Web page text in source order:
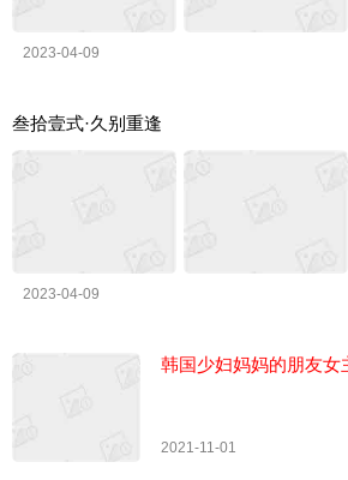
2023-04-09
叁拾壹式·久别重逢
2023-04-09
韩国少妇妈妈的朋友女
2021-11-01